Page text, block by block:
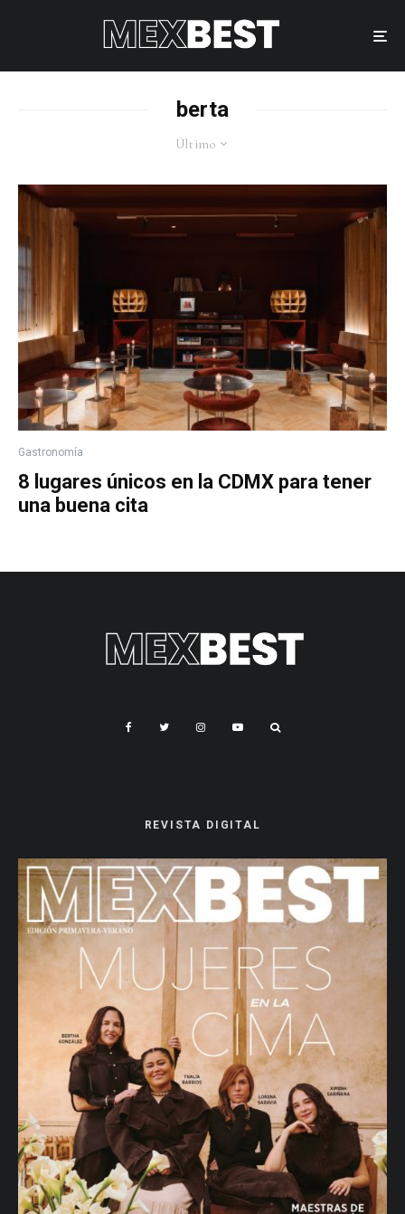
berta
Último
Gastronomía
8 lugares únicos en la CDMX para tener
una buena cita
REVISTA DIGITAL